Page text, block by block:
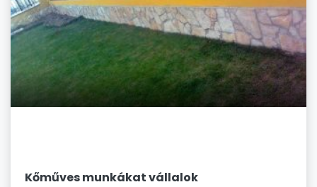
Kőműves munkákat vállalok